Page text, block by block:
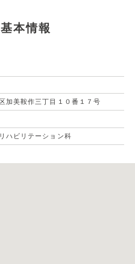
本情報
加美鞍作三丁目１０番１７号
ハビリテーション科